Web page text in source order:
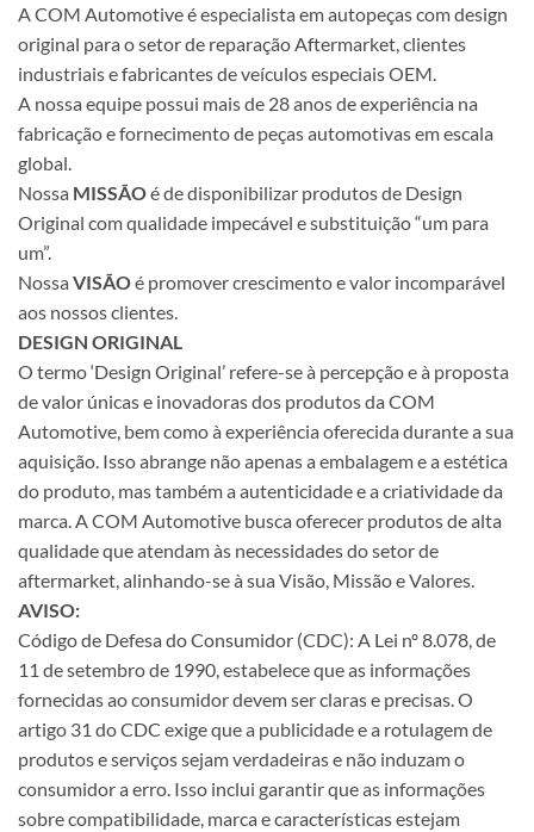
A COM Automotive é especialista em autopeças com design
original para o setor de reparação Aftermarket, clientes
industriais e fabricantes de veículos especiais OEM.
A nossa equipe possui mais de 28 anos de experiência na
fabricação e fornecimento de peças automotivas em escala
global.
Nossa MISSÃOé de disponibilizar produtos de Design
Original com qualidade impecável e substituição “um para
um”.
Nossa VISÃOé promover crescimento e valor incomparável
aos nossos clientes.
DESIGN ORIGINAL
O termo ‘Design Original’ refere-se à percepção e à proposta
de valor únicas e inovadoras dos produtos da COM
Automotive, bem como à experiência oferecida durante a sua
aquisição. Isso abrange não apenas a embalagem e a estética
do produto, mas também a autenticidade e a criatividade da
marca. A COM Automotive busca oferecer produtos de alta
qualidade que atendam às necessidades do setor de
aftermarket, alinhando-se à sua Visão, Missão e Valores.
AVISO:
Código de Defesa do Consumidor (CDC): A Lei nº 8.078, de
11 de setembro de 1990, estabelece que as informações
fornecidas ao consumidor devem ser claras e precisas. O
artigo 31 do CDC exige que a publicidade e a rotulagem de
produtos e serviços sejam verdadeiras e não induzam o
consumidor a erro. Isso inclui garantir que as informações
sobre compatibilidade, marca e características estejam